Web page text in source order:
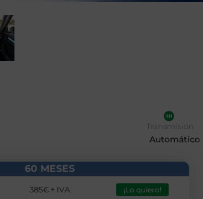
Transmisión
Automático
60 MESES
385€ + IVA ¡Lo quiero!